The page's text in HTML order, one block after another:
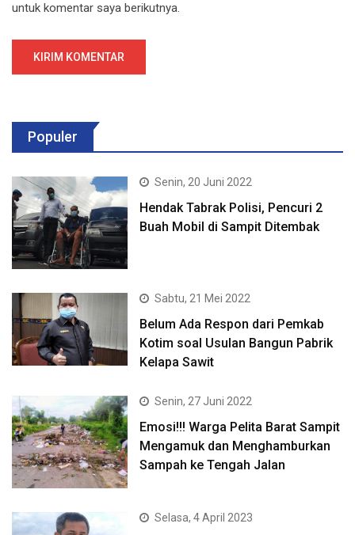
untuk komentar saya berikutnya.
Populer
Senin, 20 Juni 2022
Hendak Tabrak Polisi, Pencuri 2
Buah Mobil di Sampit Ditembak
Sabtu, 21 Mei 2022
Belum Ada Respon dari Pemkab
Kotim soal Usulan Bangun Pabrik
Kelapa Sawit
Senin, 27 Juni 2022
Emosi!!! Warga Pelita Barat Sampit
Mengamuk dan Menghamburkan
Sampah ke Tengah Jalan
Selasa, 4 April 2023